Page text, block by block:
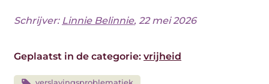
Schrijver: Linnie Belinnie, 22 mei 2026
Geplaatst in de categorie: vrijheid